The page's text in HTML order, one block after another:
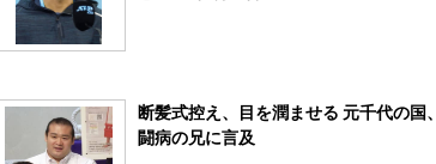
断髪式控え、目を潤ませる 元千代の国、
闘病の兄に言及